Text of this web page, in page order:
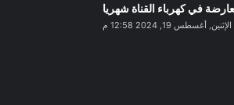
في كهرباء القناة شهريا
الإثنين, أغسطس 19, 2024 12:58 م